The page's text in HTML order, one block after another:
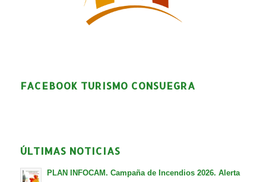
FACEBOOK TURISMO CONSUEGRA
ÚLTIMAS NOTICIAS
PLAN INFOCAM. Campaña de Incendios 2026. Alerta